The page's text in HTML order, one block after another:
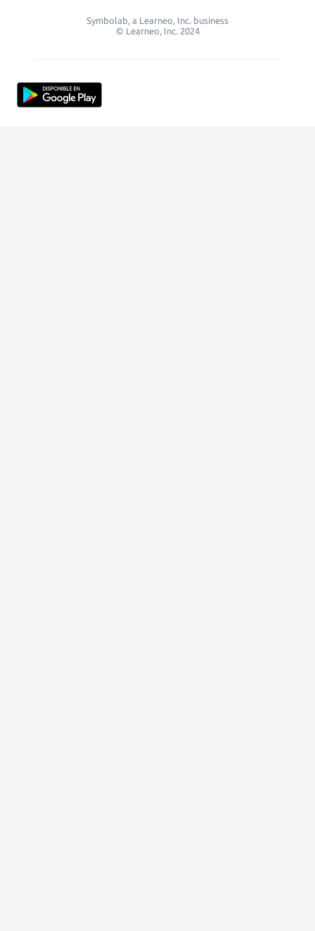
Symbolab, a Learneo, Inc. business
© Learneo, Inc. 2024